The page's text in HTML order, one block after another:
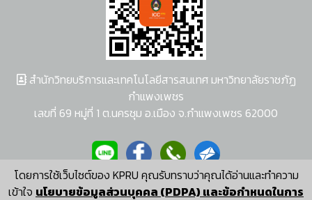
โดยการใช้เว็บไซต์ของ KPRU คุณรับทราบว่าคุณได้อ่านและทำความ
เข้าใจ นโยบายข้อมูลส่วนบุคคล (PDPA) และข้อกำหนดในการ
สำนักวิทยบริการและเทคโนโลยีสารสนเทศ มหาวิทยาลัยราชภัฏ
กำแพงเพชร
เลขที่ 69 หมู่ที่ 1 ต.นครชุม อ.เมือง จ.กำแพงเพชร 62000
ผู้พัฒนาระบบ อนุชา พวงผกา